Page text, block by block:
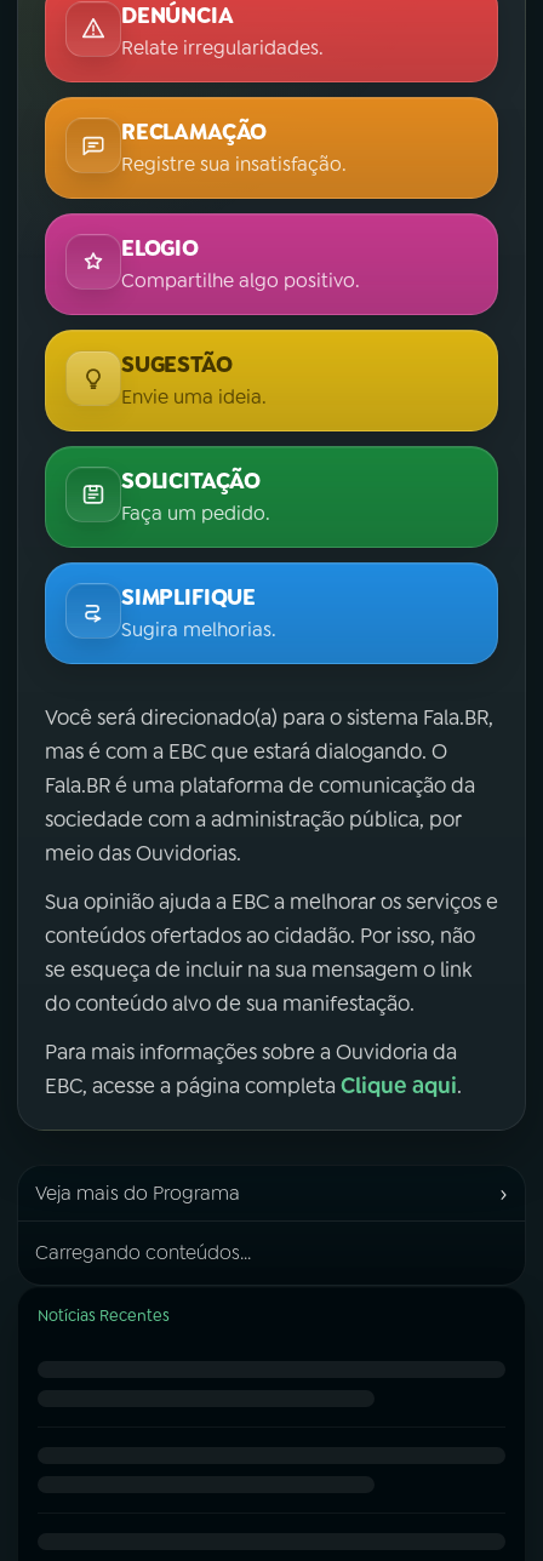
DENÚNCIA
Relate irregularidades.
RECLAMAÇÃO
Registre sua insatisfação.
ELOGIO
Compartilhe algo positivo.
SUGESTÃO
Envie uma ideia.
SOLICITAÇÃO
Faça um pedido.
SIMPLIFIQUE
Sugira melhorias.
Você será direcionado(a) para o sistema Fala.BR,
mas é com a EBC que estará dialogando. O
Fala.BR é uma plataforma de comunicação da
sociedade com a administração pública, por
meio das Ouvidorias.
Sua opinião ajuda a EBC a melhorar os serviços e
conteúdos ofertados ao cidadão. Por isso, não
se esqueça de incluir na sua mensagem o link
do conteúdo alvo de sua manifestação.
Para mais informações sobre a Ouvidoria da
EBC, acesse a página completa Clique aqui.
Veja mais do Programa ›
Carregando conteúdos...
Notícias Recentes